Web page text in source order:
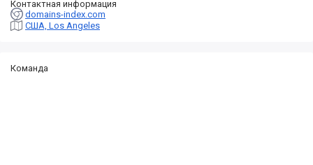
Контактная информация
domains-index.com
США, Los Angeles
Команда